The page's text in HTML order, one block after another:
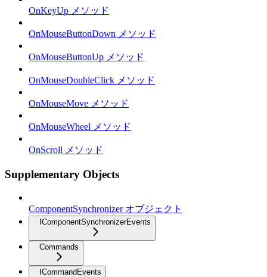
OnKeyUp メソッド
OnMouseButtonDown メソッド
OnMouseButtonUp メソッド
OnMouseDoubleClick メソッド
OnMouseMove メソッド
OnMouseWheel メソッド
OnScroll メソッド
Supplementary Objects
ComponentSynchronizer オブジェクト
IComponentSynchronizerEvents
Commands
ICommandEvents